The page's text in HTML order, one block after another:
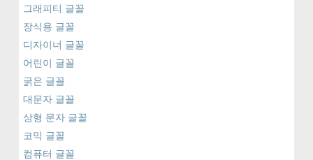
그래피티 글꼴
장식용 글꼴
디자이너 글꼴
어린이 글꼴
굵은 글꼴
대문자 글꼴
상형 문자 글꼴
코믹 글꼴
컴퓨터 글꼴